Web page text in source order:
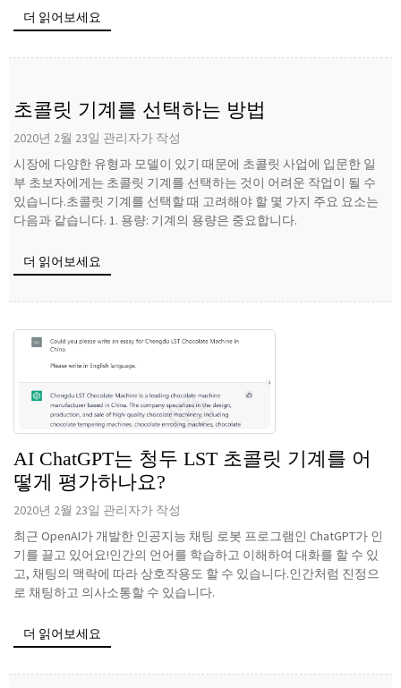
더 읽어보세요
초콜릿 기계를 선택하는 방법
2020년 2월 23일 관리자가 작성
시장에 다양한 유형과 모델이 있기 때문에 초콜릿 사업에 입문한 일
부 초보자에게는 초콜릿 기계를 선택하는 것이 어려운 작업이 될 수
있습니다.초콜릿 기계를 선택할 때 고려해야 할 몇 가지 주요 요소는
다음과 같습니다. 1. 용량: 기계의 용량은 중요합니다.
더 읽어보세요
AI ChatGPT는 청두 LST 초콜릿 기계를 어
떻게 평가하나요?
2020년 2월 23일 관리자가 작성
최근 OpenAI가 개발한 인공지능 채팅 로봇 프로그램인 ChatGPT가 인
기를 끌고 있어요!인간의 언어를 학습하고 이해하여 대화를 할 수 있
고, 채팅의 맥락에 따라 상호작용도 할 수 있습니다.인간처럼 진정으
로 채팅하고 의사소통할 수 있습니다.
더 읽어보세요